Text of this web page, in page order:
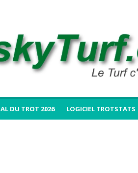
DU TROT 2026 LOGICIEL TROTSTATS